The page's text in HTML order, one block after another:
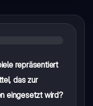
repräsentiert
das zur
eingesetzt wird?